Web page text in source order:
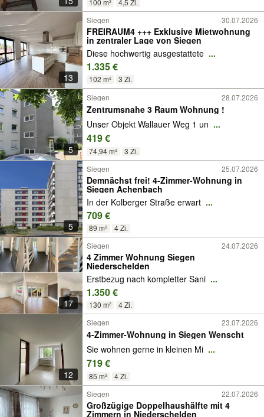
100 m² 4,5 Zi.
13
Siegen 30.07.2026
FREIRAUM4 +++ Exklusive Mietwohnung
in zentraler Lage von Siegen
Diese hochwertig ausgestattete ...
1.335 €
102 m² 3 Zi.
5
Siegen 28.07.2026
Zentrumsnahe 3 Raum Wohnung !
Unser Objekt Wallauer Weg 1 un ...
419 €
74,94 m² 3 Zi.
5
Siegen 25.07.2026
Demnächst frei! 4-Zimmer-Wohnung in
Siegen Achenbach
In der Kolberger Straße erwart ...
709 €
89 m² 4 Zi.
17
Siegen 24.07.2026
4 Zimmer Wohnung Siegen
Niederschelden
Erstbezug nach kompletter Sani ...
1.350 €
130 m² 4 Zi.
12
Siegen 23.07.2026
4-Zimmer-Wohnung in Siegen Wenscht
Sie wohnen gerne in kleinen Mi ...
719 €
85 m² 4 Zi.
Siegen 22.07.2026
Großzügige Doppelhaushälfte mit 4
Zimmern in Niederschelden